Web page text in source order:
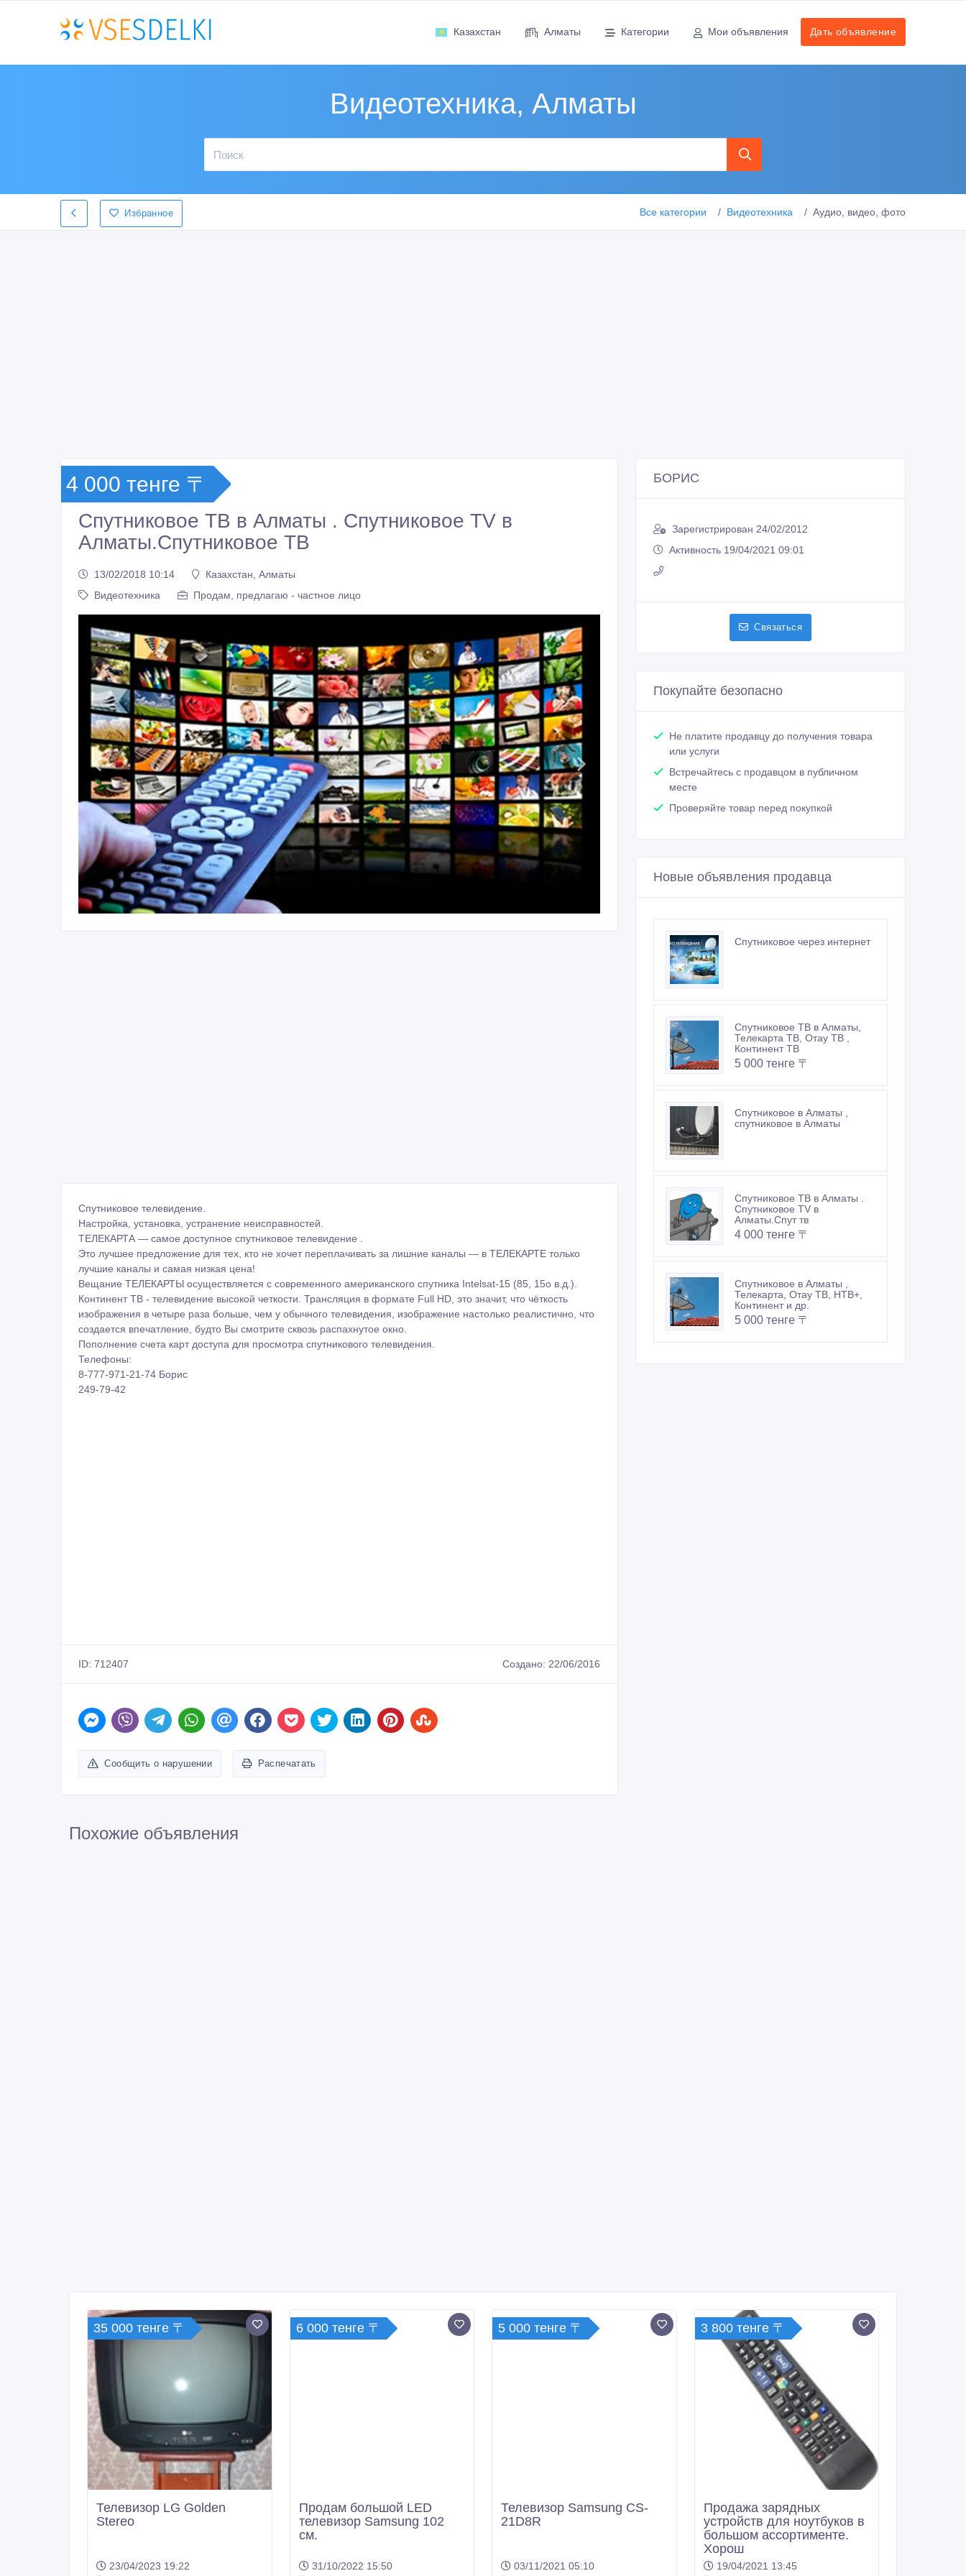
Казахстан Алматы Категории Мои объявления Дать объявление
Видеотехника, Алматы
Избранное Все категории Видеотехника Аудио, видео, фото
4 000 тенге 〒
Спутниковое ТВ в Алматы . Спутниковое TV в
Алматы.Спутниковое ТВ
13/02/2018 10:14
Казахстан, Алматы
Видеотехника
Продам, предлагаю - частное лицо
Спутниковое телевидение.
Настройка, установка, устранение неисправностей.
ТЕЛЕКАРТА — самое доступное спутниковое телевидение .
Это лучшее предложение для тех, кто не хочет переплачивать за лишние каналы — в ТЕЛЕКАРТЕ только
лучшие каналы и самая низкая цена!
Вещание ТЕЛЕКАРТЫ осуществляется с современного американского спутника Intelsat-15 (85, 15о в.д.).
Континент ТВ - телевидение высокой четкости. Трансляция в формате Full HD, это значит, что чёткость
изображения в четыре раза больше, чем у обычного телевидения, изображение настолько реалистично, что
создается впечатление, будто Вы смотрите сквозь распахнутое окно.
Пополнение счета карт доступа для просмотра спутникового телевидения.
Телефоны:
8-777-971-21-74 Борис
249-79-42
ID: 712407 Создано: 22/06/2016
Сообщить о нарушении Распечатать
БОРИС
Зарегистрирован 24/02/2012
Активность 19/04/2021 09:01
Связаться
Покупайте безопасно
Не платите продавцу до получения товара
или услуги
Встречайтесь с продавцом в публичном
месте
Проверяйте товар перед покупкой
Новые объявления продавца
Спутниковое через интернет
Спутниковое ТВ в Алматы,
Телекарта ТВ, Отау ТВ ,
Континент ТВ
5 000 тенге 〒
Спутниковое в Алматы ,
спутниковое в Алматы
Спутниковое ТВ в Алматы .
Спутниковое TV в
Алматы.Спут тв
4 000 тенге 〒
Спутниковое в Алматы ,
Телекарта, Отау ТВ, НТВ+,
Континент и др.
5 000 тенге 〒
Похожие объявления
35 000 тенге 〒
Телевизор LG Golden
Stereo
23/04/2023 19:22
6 000 тенге 〒
Продам большой LED
телевизор Samsung 102
см.
31/10/2022 15:50
5 000 тенге 〒
Телевизор Samsung CS-
21D8R
03/11/2021 05:10
3 800 тенге 〒
Продажа зарядных
устройств для ноутбуков в
большом ассортименте.
Хорош
19/04/2021 13:45